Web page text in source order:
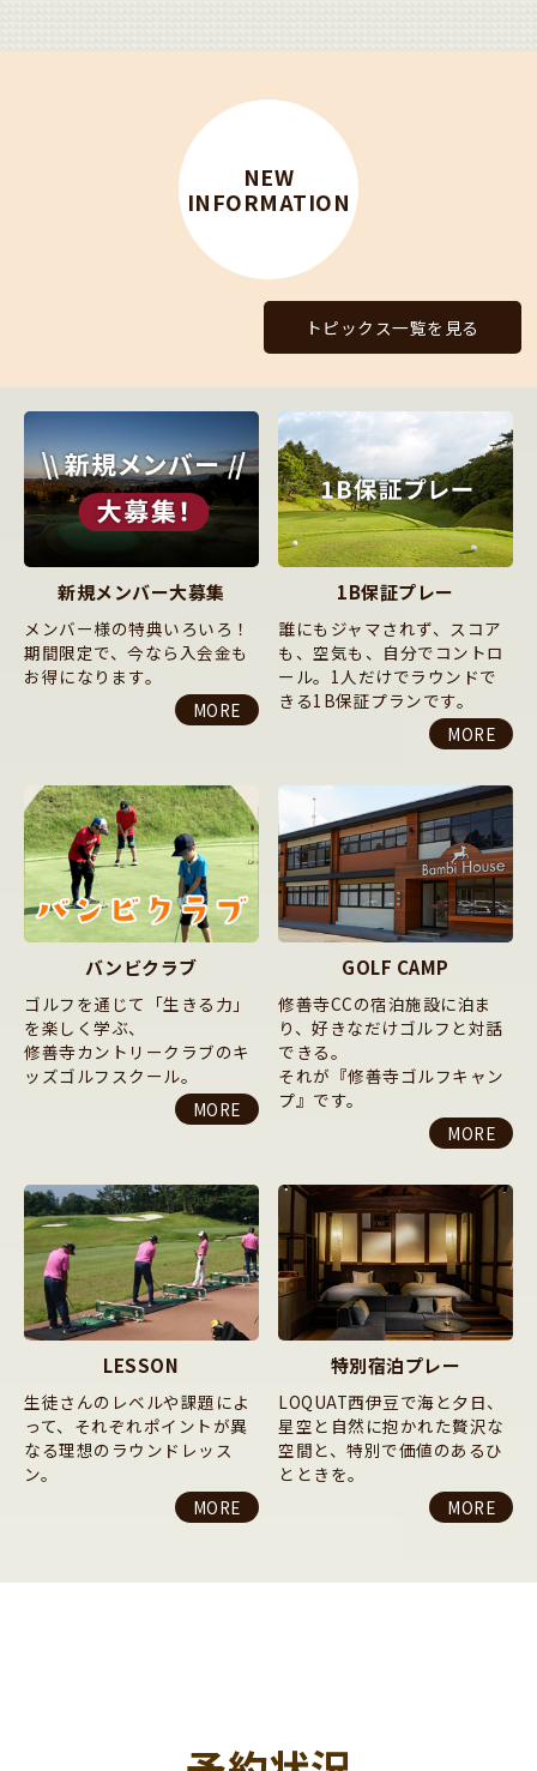
NEW
INFORMATION
トピックス一覧を見る
新規メンバー大募集
メンバー様の特典いろいろ！
期間限定で、今なら入会金も
お得になります。
MORE
1B保証プレー
誰にもジャマされず、スコア
も、空気も、自分でコントロ
ール。1人だけでラウンドで
きる1B保証プランです。
MORE
バンビクラブ
ゴルフを通じて「生きる力」
を楽しく学ぶ、
修善寺カントリークラブのキ
ッズゴルフスクール。
MORE
GOLF CAMP
修善寺CCの宿泊施設に泊ま
り、好きなだけゴルフと対話
できる。
それが『修善寺ゴルフキャン
プ』です。
MORE
LESSON
生徒さんのレベルや課題によ
って、それぞれポイントが異
なる理想のラウンドレッス
ン。
MORE
特別宿泊プレー
LOQUAT西伊豆で海と夕日、
星空と自然に抱かれた贅沢な
空間と、特別で価値のあるひ
とときを。
MORE